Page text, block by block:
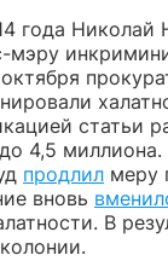
года Николай
статьи
4,5
продлил меру
вновь
В